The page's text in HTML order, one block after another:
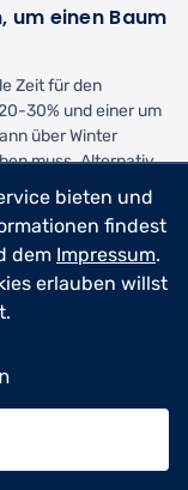
um einen Baum
Zeit für den
30% und einer um
über Winter
muss. Alternativ
wegen Hitzestress
achten?
muss gerade
bei wurzelnackten
Achte auf
seriösen
bieten und
findest
dem Impressum.
erlauben willst